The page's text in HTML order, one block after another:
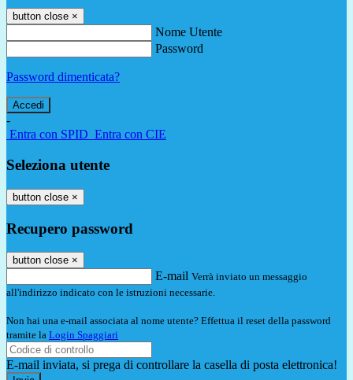
button close ×
Nome Utente
Password
Password dimenticata?
-
Entra con SPID Entra con CIE
Seleziona utente
button close ×
Recupero password
button close ×
E-mail Verrà inviato un messaggio
all'indirizzo indicato con le istruzioni necessarie.
Non hai una e-mail associata al nome utente? Effettua il reset della password
tramite la Login Spaggiari
E-mail inviata, si prega di controllare la casella di posta elettronica!